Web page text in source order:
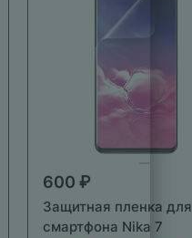
600 ₽
Защитная пленка для
смартфона Nika 7